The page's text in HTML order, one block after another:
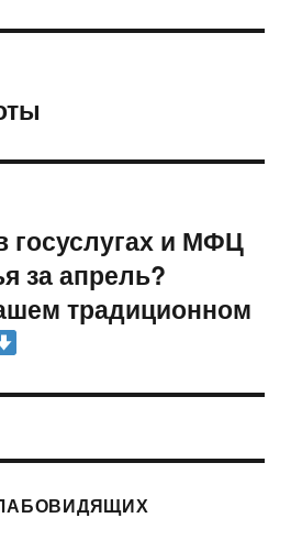
госуслугах и МФЦ
за апрель?
традиционном